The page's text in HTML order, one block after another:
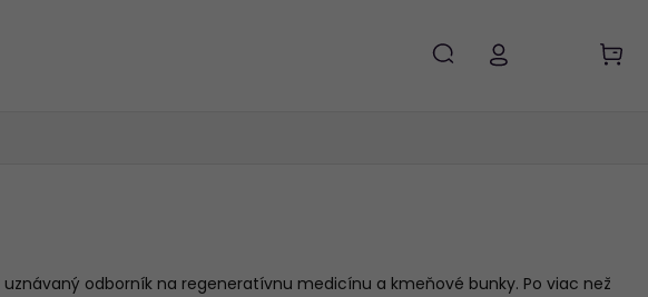
odborník na regeneratívnu medicínu a kmeňové bunky. Po viac než